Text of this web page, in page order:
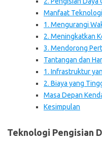
Manfaat
1. Mengurangi
2. Meningkatkan
3. Mendorong
Tantangan dan
1. Infrastruktur
2. Biaya yang
Masa Depan
Kesimpulan
Teknologi Pengisian